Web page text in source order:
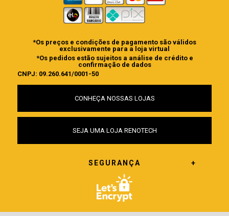
*Os preços e condições de pagamento são válidos
exclusivamente para a loja virtual
*Os pedidos estão sujeitos a análise de crédito e
confirmação de dados
CNPJ: 09.260.641/0001-50
CONHEÇA NOSSAS LOJAS
SEJA UMA LOJA RENOTECH
SEGURANÇA